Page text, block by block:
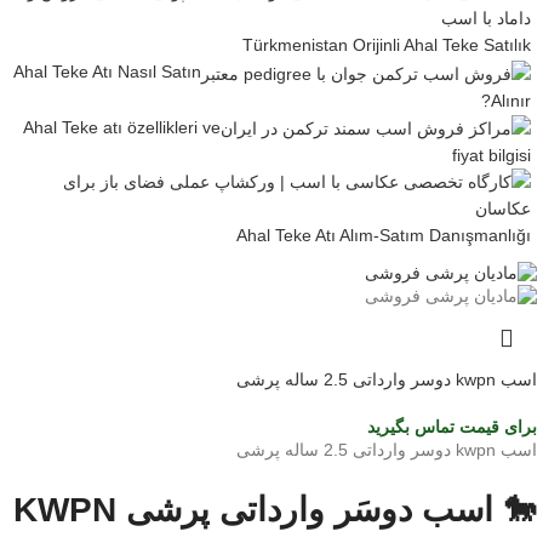
Türkmenistan Orijinli Ahal Teke Satılık
Ahal Teke Atı Nasıl Satın
Alınır?
Ahal Teke atı özellikleri ve
fiyat bilgisi
Ahal Teke Atı Alım-Satım Danışmanlığı
اسب kwpn دوسر وارداتی 2.5 ساله پرشی
برای قیمت تماس بگیرید
اسب kwpn دوسر وارداتی 2.5 ساله پرشی
🐎 اسب دوسَر وارداتی پرشی KWPN